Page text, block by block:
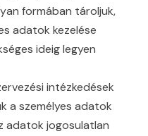
formában tároljuk,
adatok kezelése
ideig legyen
intézkedések
a személyes adatok
adatok jogosulatlan